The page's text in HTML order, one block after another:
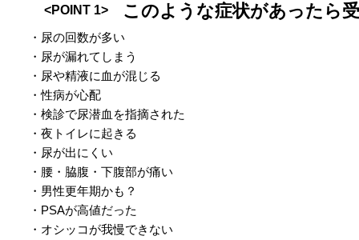
<POINT 1> このような症状があったら
・尿の回数が多い
・尿が漏れてしまう
・尿や精液に血が混じる
・​性病が心配
・​検診で尿潜血を指摘された
・​夜トイレに起きる
・​尿が出にくい
・腰・脇腹・下腹部が痛い
・男性更年期かも？
・PSAが高値だった
・オシッコが我慢できない